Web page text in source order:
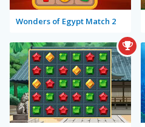
Wonders of Egypt Match 2